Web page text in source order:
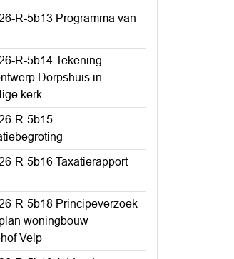
R-5b13 Programma van
R-5b14 Tekening
Dorpshuis in
kerk
R-5b15
R-5b16 Taxatierapport
R-5b18 Principeverzoek
woningbouw
Velp